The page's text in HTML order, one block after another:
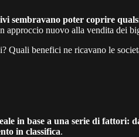
sembravano poter coprire
approccio nuovo alla vendita dei
benefici ne ricavano le
in base a una serie di fattori:
in classifica.